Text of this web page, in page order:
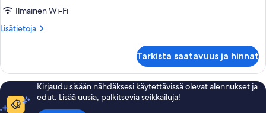
Deluxe
Double
Ilmainen Wi-Fi
Lisätietoja
Lisätietoja
Double
Room
Tarkista saatavuus ja hinnat
Kirjaudu sisään nähdäksesi käytettävissä olevat alennukset ja
edut. Lisää uusia, palkitsevia seikkailuja!